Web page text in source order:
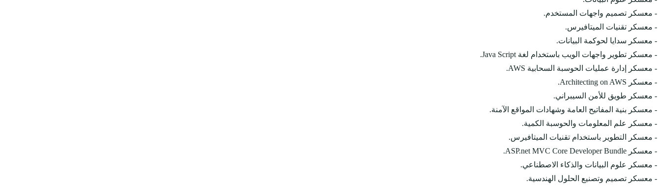
- معسكر تصميم واجهات المستخدم.
- معسكر تقنيات الميتافيرس.
- معسكر سدايا لحوكمة البيانات.
- معسكر تطوير واجهات الويب باستخدام لغة Java Script.
- معسكر إدارة عمليات الحوسبة السحابية AWS.
- معسكر Architecting on AWS.
- معسكر طويق للأمن السيبراني.
- معسكر بنية المفاتيح العامة وشهادات المواقع الآمنة.
- معسكر علم المعلومات والحوسبة الكمية.
- معسكر التطوير باستخدام تقنيات الميتافيرس.
- معسكر ASP.net MVC Core Developer Bundle.
- معسكر علوم البيانات والذكاء الاصطناعي.
- معسكر تصميم وتصنيع الحلول الهندسية.